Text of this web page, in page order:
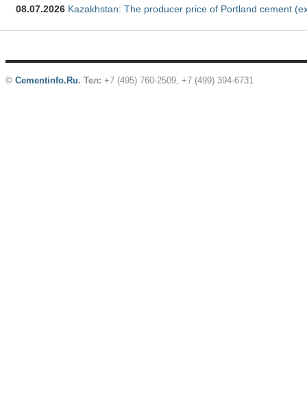
08.07.2026 Kazakhstan: The producer price of Portland cement
© Cementinfo.Ru. Тел: +7 (495) 760-2509, +7 (499) 394-6731